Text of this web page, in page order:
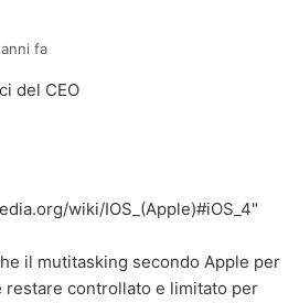
fa
del CEO
wiki/IOS_(Apple)#iOS_4"
il mutitasking secondo Apple per
restare controllato e limitato per